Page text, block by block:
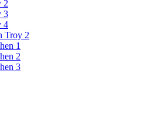
2
3
4
Troy 2
1
2
3